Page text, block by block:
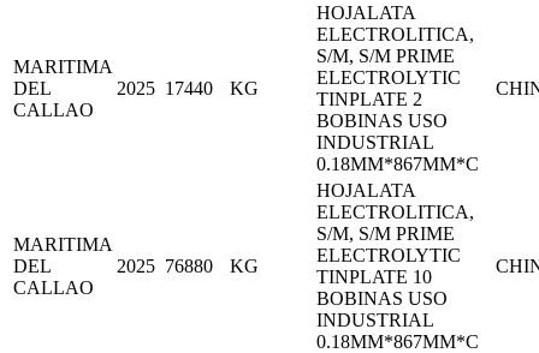
MARITIMA
DEL
CALLAO
2025 17440 KG
HOJALATA
ELECTROLITICA,
S/M, S/M PRIME
ELECTROLYTIC
TINPLATE 2
BOBINAS USO
INDUSTRIAL
0.18MM*867MM*C
MARITIMA
DEL
CALLAO
2025 76880 KG
HOJALATA
ELECTROLITICA,
S/M, S/M PRIME
ELECTROLYTIC
TINPLATE 10
BOBINAS USO
INDUSTRIAL
0.18MM*867MM*C